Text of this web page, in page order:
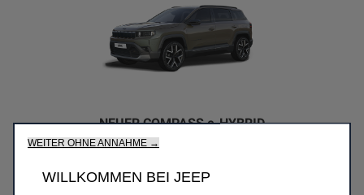
NEUER COMPASS e-HYBRID
WEITER OHNE ANNAHME →
WILLKOMMEN BEI JEEP